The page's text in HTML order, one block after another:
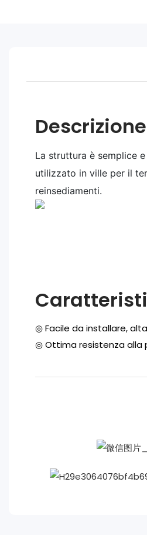
La struttura è semplice
utilizzato in ville per il
reinsediamenti.
◎ Facile da installare,
◎Ottima resistenza alla